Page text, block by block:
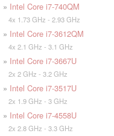
» Intel Core i7-740QM
4x 1.73 GHz - 2.93 GHz
» Intel Core i7-3612QM
4x 2.1 GHz - 3.1 GHz
» Intel Core i7-3667U
2x 2 GHz - 3.2 GHz
» Intel Core i7-3517U
2x 1.9 GHz - 3 GHz
» Intel Core i7-4558U
2x 2.8 GHz - 3.3 GHz